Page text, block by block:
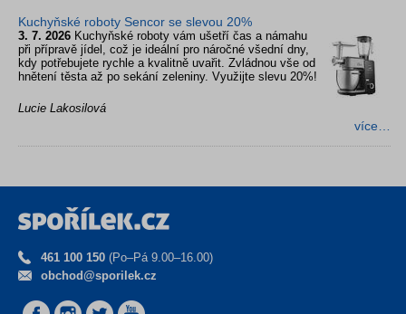
Kuchyňské roboty Sencor se slevou 20%
3. 7. 2026 Kuchyňské roboty vám ušetří čas a námahu
při přípravě jídel, což je ideální pro náročné všední dny,
kdy potřebujete rychle a kvalitně uvařit. Zvládnou vše od
hnětení těsta až po sekání zeleniny. Využijte slevu 20%!
Lucie Lakosilová
více…
461 100 150 (Po–Pá 9.00–16.00)
obchod@sporilek.cz